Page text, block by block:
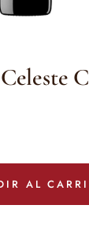
AL